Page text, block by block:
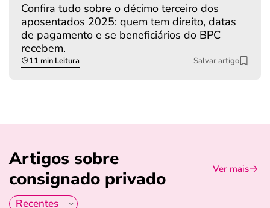
Confira tudo sobre o décimo terceiro dos
aposentados 2025: quem tem direito, datas
de pagamento e se beneficiários do BPC
recebem.
11 min Leitura Salvar artigo
Artigos sobre
consignado privado
Ver mais